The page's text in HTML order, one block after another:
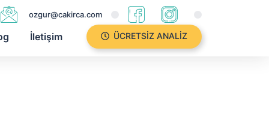
ozgur@cakirca.com
İletişim ÜCRETSIZ ANALIZ